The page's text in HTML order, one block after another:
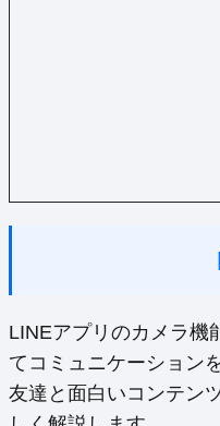
LINEアプリのカメラ機
てコミュニケーション
友達と面白いコンテン